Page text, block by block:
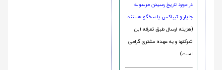
در مورد تاریخ رسیدن مرسوله
چاپار و تیپاکس پاسخگو هستند.
(هزینه ارسال طبق تعرفه این
شرکتها و به عهده مشتری گرامی
است)